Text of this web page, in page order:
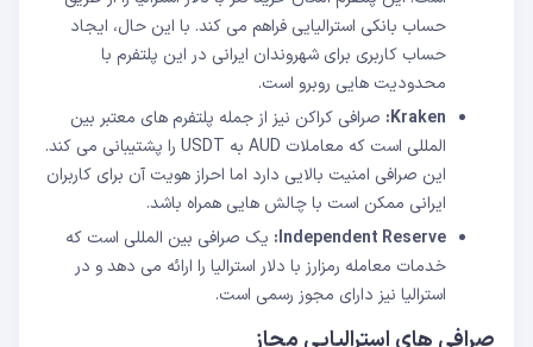
حساب بانکی استرالیایی فراهم می کند. با این حال، ایجاد
حساب کاربری برای شهروندان ایرانی در این پلتفرم با
محدودیت هایی روبرو است.
Kraken: صرافی کراکن نیز از جمله پلتفرم های معتبر بین
المللی است که معاملات AUD به USDT را پشتیبانی می کند.
این صرافی امنیت بالایی دارد اما احراز هویت آن برای کاربران
ایرانی ممکن است با چالش هایی همراه باشد.
Independent Reserve: یک صرافی بین المللی است که
خدمات معامله رمزارز با دلار استرالیا را ارائه می دهد و در
استرالیا نیز دارای مجوز رسمی است.
صرافی های استرالیایی مجاز